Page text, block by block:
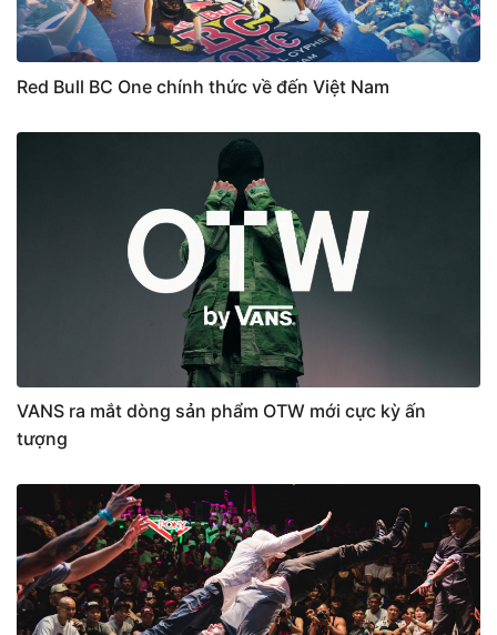
Red Bull BC One chính thức về đến Việt Nam
VANS ra mắt dòng sản phẩm OTW mới cực kỳ ấn
tượng